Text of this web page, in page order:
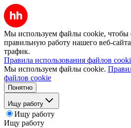
Мы используем файлы cookie, чтобы
правильную работу нашего веб-
трафик.
Правила использования файлов
Мы используем файлы cookie.
файлов cookie
Понятно
Ищу работу
Ищу работу
Ищу работу